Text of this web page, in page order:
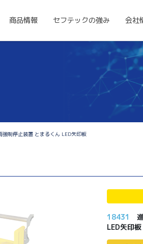
商品情報 セフテックの強み 会社
強制停止装置 とまるくん LED矢印板
18431
LED矢印板